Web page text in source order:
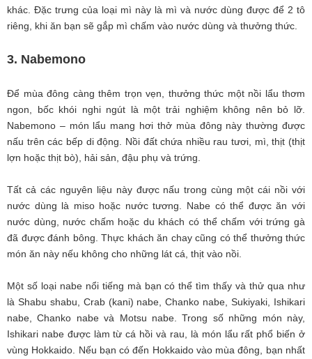
khác. Đặc trưng của loại mì này là mì và nước dùng được để 2 tô
riêng, khi ăn bạn sẽ gắp mì chấm vào nước dùng và thưởng thức.
3. Nabemono
Để mùa đông càng thêm trọn vẹn, thưởng thức một nồi lẩu thơm
ngon, bốc khói nghi ngút là một trải nghiệm không nên bỏ lỡ.
Nabemono – món lẩu mang hơi thở mùa đông này thường được
nấu trên các bếp di động. Nồi đất chứa nhiều rau tươi, mì, thịt (thịt
lợn hoặc thịt bò), hải sản, đậu phụ và trứng.
Tất cả các nguyên liệu này được nấu trong cùng một cái nồi với
nước dùng là miso hoặc nước tương. Nabe có thể được ăn với
nước dùng, nước chấm hoặc du khách có thể chấm với trứng gà
đã được đánh bông. Thực khách ăn chay cũng có thể thưởng thức
món ăn này nếu không cho những lát cá, thịt vào nồi.
Một số loại nabe nổi tiếng mà bạn có thể tìm thấy và thử qua như
là Shabu shabu, Crab (kani) nabe, Chanko nabe, Sukiyaki, Ishikari
nabe, Chanko nabe và Motsu nabe. Trong số những món này,
Ishikari nabe được làm từ cá hồi và rau, là món lẩu rất phổ biến ở
vùng Hokkaido. Nếu bạn có đến Hokkaido vào mùa đông, bạn nhất